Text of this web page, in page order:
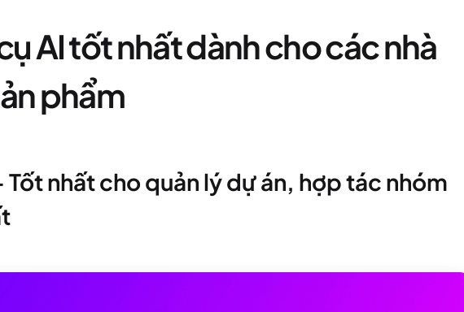
AI tốt nhất dành cho các nhà
phẩm
Tốt nhất cho quản lý dự án, hợp tác nhóm